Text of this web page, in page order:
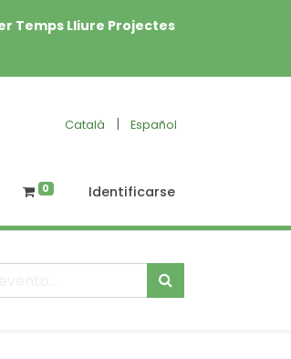
Temps Lliure Projectes
Català | Español
0 Identificarse